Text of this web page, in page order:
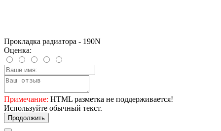
Прокладка радиатора - 190N
Оценка:
Примечание: HTML разметка не поддерживается!
Используйте обычный текст.
Продолжить